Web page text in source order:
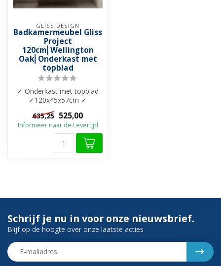
GLISS DESIGN
Badkamermeubel Gliss
Project
120cm⎢Wellington
Oak⎢Onderkast met
topblad
✓ Onderkast met topblad
✓120x45x57cm ✓
Melamine materiaal ✓ 2x
Softclose lades m...
635,25 525,00
Informeer naar de Levertijd
Schrijf je nu in voor onze nieuwsbrief.
Blijf op de hoogte over onze laatste acties